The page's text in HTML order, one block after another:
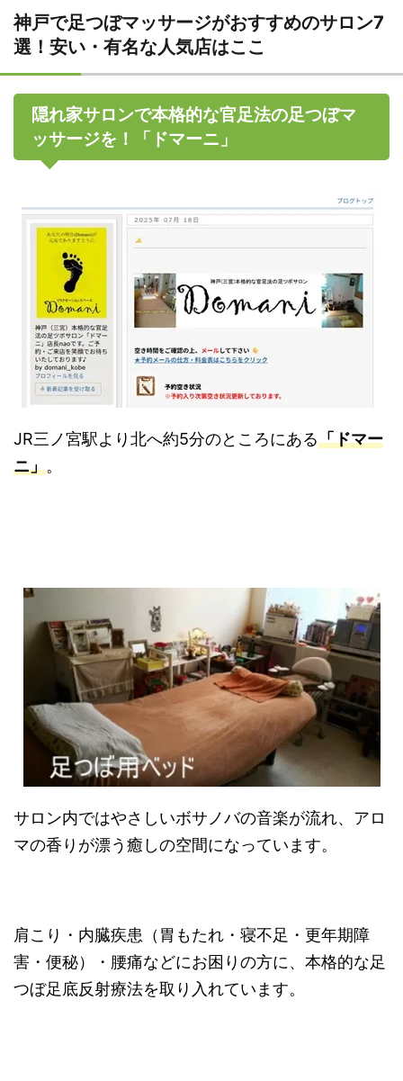
神戸で足つぼマッサージがおすすめのサロン7
選！安い・有名な人気店はここ
隠れ家サロンで本格的な官足法の足つぼマ
ッサージを！「ドマーニ」
JR三ノ宮駅より北へ約5分のところにある「ドマー
ニ」。
サロン内ではやさしいボサノバの音楽が流れ、アロ
マの香りが漂う癒しの空間になっています。
肩こり・内臓疾患（胃もたれ・寝不足・更年期障
害・便秘）・腰痛などにお困りの方に、本格的な足
つぼ足底反射療法を取り入れています。